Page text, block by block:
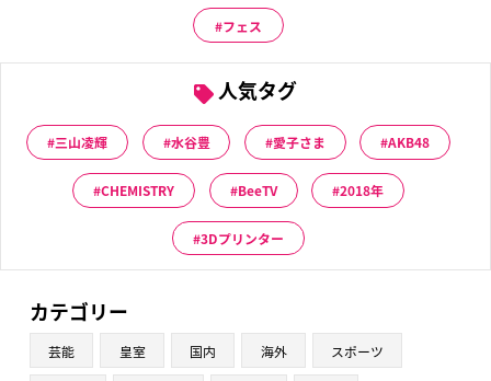
フェス
人気タグ
三山凌輝 水谷豊 愛子さま AKB48
CHEMISTRY BeeTV 2018年
3Dプリンター
カテゴリー
芸能 皇室 国内 海外 スポーツ